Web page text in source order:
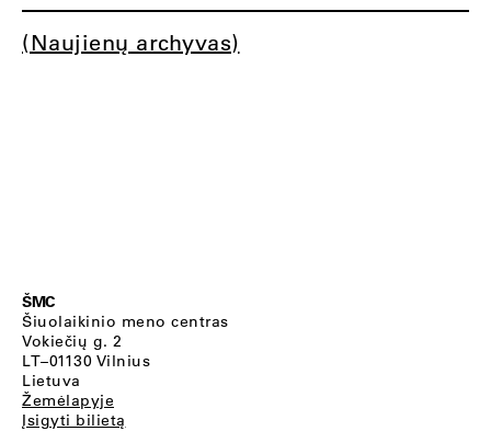
(Naujienų archyvas)
ŠMC
Šiuolaikinio meno centras
Vokiečių g. 2
LT–01130 Vilnius
Lietuva
Žemėlapyje
Įsigyti bilietą